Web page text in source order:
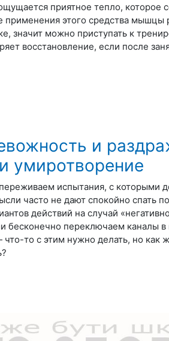
приятное тепло, которое
применения этого средства мышцы
значит можно приступать к
восстановление, если после
и
умиротворение
испытания, с которыми
часто не дают спокойно спать
действий на случай
бесконечно переключаем каналы
то с этим нужно делать, но как